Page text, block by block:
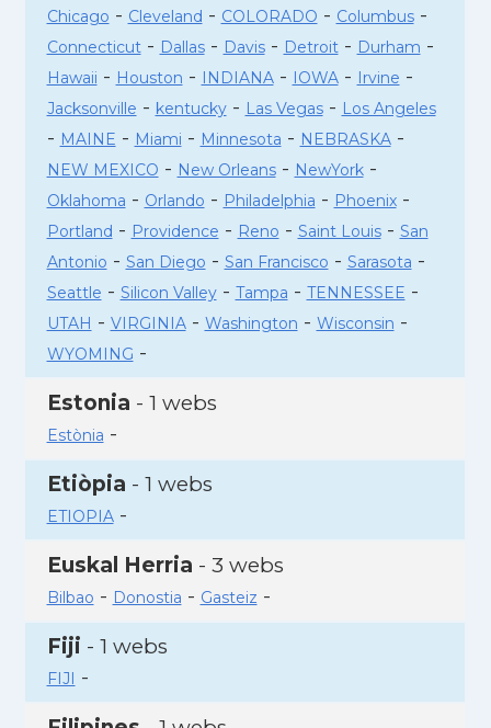
Chicago - Cleveland - COLORADO - Columbus-
Connecticut- Dallas- Davis- Detroit- Durham -
Hawaii - Houston - INDIANA- IOWA- Irvine -
Jacksonville - kentucky- Las Vegas- Los Angeles
- MAINE - Miami - Minnesota - NEBRASKA-
NEW MEXICO - New Orleans- NewYork-
Oklahoma - Orlando - Philadelphia - Phoenix-
Portland - Providence - Reno - Saint Louis- San
Antonio - San Diego - San Francisco - Sarasota -
Seattle - Silicon Valley- Tampa - TENNESSEE -
UTAH - VIRGINIA- Washington - Wisconsin -
WYOMING -
Estonia - 1 webs
Estònia -
Etiòpia - 1 webs
ETIOPIA-
Euskal Herria - 3 webs
Bilbao - Donostia - Gasteiz -
Fiji - 1 webs
FIJI -